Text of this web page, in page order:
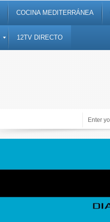
COCINA MEDITERRÁNEA
12TV DIRECTO
Alicante